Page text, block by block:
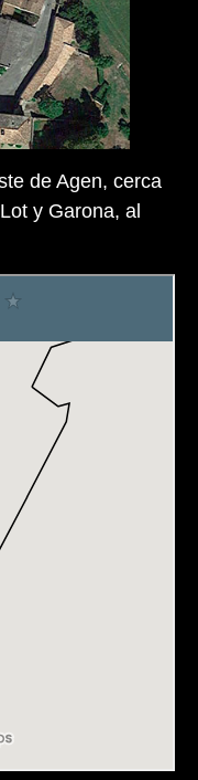
de Agen, cerca
y Garona, al